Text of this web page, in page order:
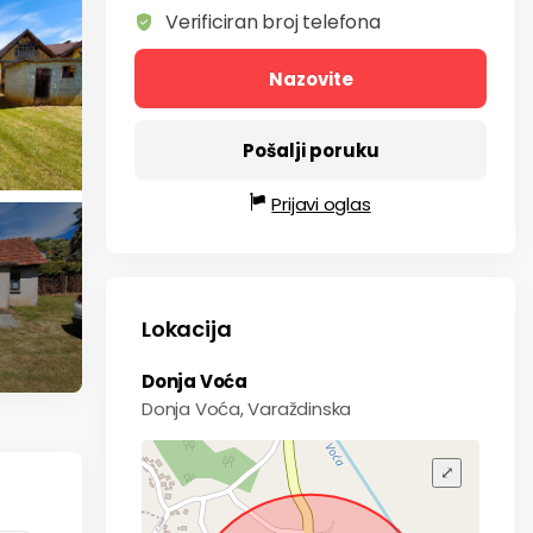
Verificiran broj telefona
Nazovite
Pošalji poruku
Prijavi oglas
Lokacija
Donja Voća
Donja Voća, Varaždinska
⤢